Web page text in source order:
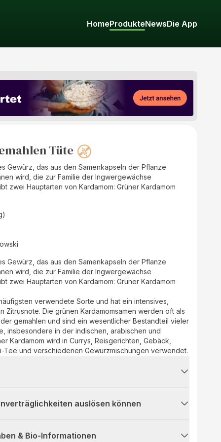
HomeProdukteNewsDie App
Tüte
Gewürz, das aus den Samenkapseln der Pflanze
wird, die zur Familie der Ingwergewächse
zwei Hauptarten von Kardamom: Grüner Kardamom
Gewürz, das aus den Samenkapseln der Pflanze
wird, die zur Familie der Ingwergewächse
zwei Hauptarten von Kardamom: Grüner Kardamom
verwendete Sorte und hat ein intensives,
Zitrusnote. Die grünen Kardamomsamen werden oft als
gemahlen und sind ein wesentlicher Bestandteil vieler
insbesondere in der indischen, arabischen und
Kardamom wird in Currys, Reisgerichten, Gebäck,
Tee und verschiedenen Gewürzmischungen verwendet.
auslösen können
& Bio-Informationen